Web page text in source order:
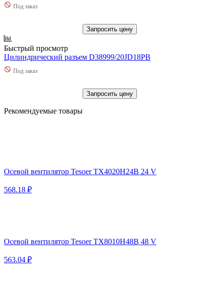
Под заказ
Запросить цену
Быстрый просмотр
Цилиндрический разъем D38999/20JD18PB
Под заказ
Запросить цену
Рекомендуемые товары
Осевой вентилятор Tesoer TX4020H24B 24 V
568.18 ₽
Осевой вентилятор Tesoer TX8010H48B 48 V
563.04 ₽